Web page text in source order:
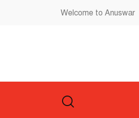
Welcome to Anuswar